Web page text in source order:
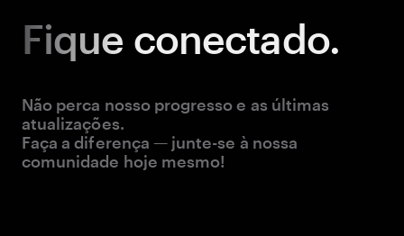
Fique conectado.
Não perca nosso progresso e as últimas
atualizações.
Faça a diferença — junte-se à nossa
comunidade hoje mesmo!